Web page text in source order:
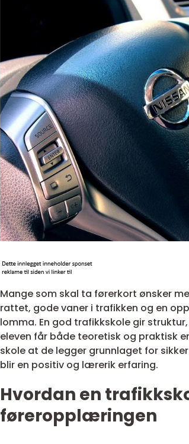
Mange som skal ta førerkort ønsker
rattet, gode vaner i trafikken og en
lomma. En god trafikkskole gir
eleven får både teoretisk og praktisk
skole at de legger grunnlaget for
blir en positiv og lærerik erfaring.
Hvordan en
føreropplæringen